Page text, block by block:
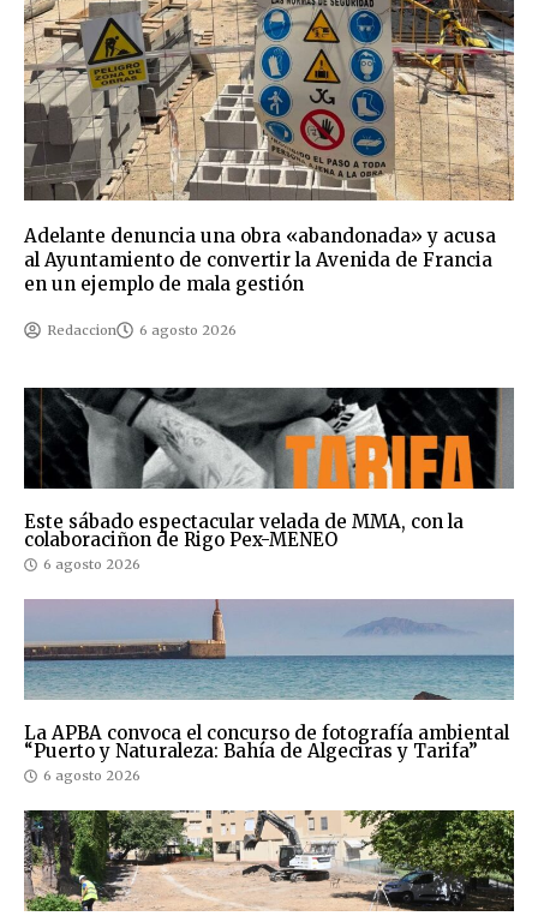
Adelante denuncia una obra «abandonada» y acusa
al Ayuntamiento de convertir la Avenida de Francia
en un ejemplo de mala gestión
Redaccion 6 agosto 2026
Este sábado espectacular velada de MMA, con la
colaboraciñon de Rigo Pex-MENEO
6 agosto 2026
La APBA convoca el concurso de fotografía ambiental
“Puerto y Naturaleza: Bahía de Algeciras y Tarifa”
6 agosto 2026